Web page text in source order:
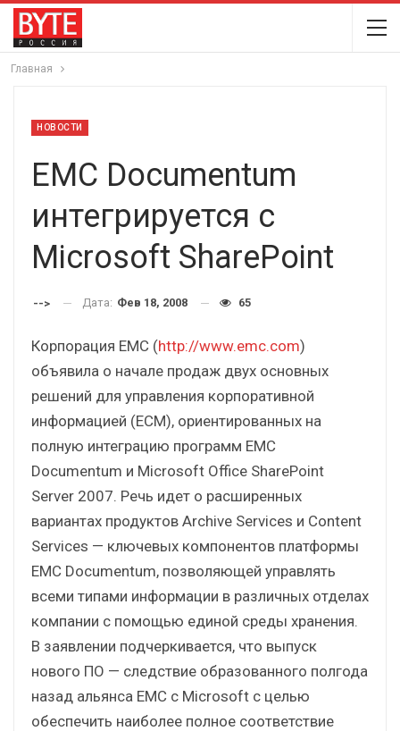
Главная
НОВОСТИ
EMC Documentum
интегрируется с
Microsoft SharePoint
--> Дата: Фев 18, 2008 65
Корпорация EMC (http://www.emc.com)
объявила о начале продаж двух основных
решений для управления корпоративной
информацией (ECM), ориентированных на
полную интеграцию программ EMC
Documentum и Microsoft Office SharePoint
Server 2007. Речь идет о расширенных
вариантах продуктов Archive Services и Content
Services — ключевых компонентов платформы
EMC Documentum, позволяющей управлять
всеми типами информации в различных отделах
компании с помощью единой среды хранения.
В заявлении подчеркивается, что выпуск
нового ПО — следствие образованного полгода
назад альянса EMC с Microsoft с целью
обеспечить наиболее полное соответствие